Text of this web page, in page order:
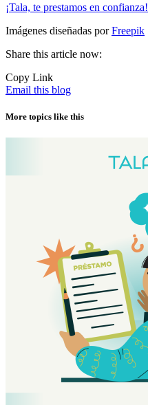
¡Tala, te prestamos en confianza!
Imágenes diseñadas porFreepik
Share this article now:
Copy Link
Email this blog
More topics like this